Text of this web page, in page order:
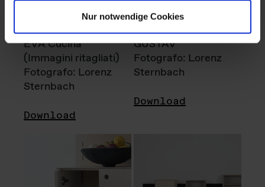
Nur notwendige Cookies
EVA Cucina
(Immagini ritagliati)
Fotografo: Lorenz
Sternbach
Download
GUSTAV
Fotografo: Lorenz
Sternbach
Download